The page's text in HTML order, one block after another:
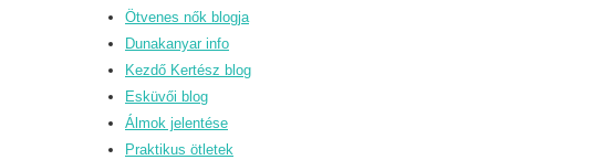
Ötvenes nők blogja
Dunakanyar info
Kezdő Kertész blog
Esküvői blog
Álmok jelentése
Praktikus ötletek